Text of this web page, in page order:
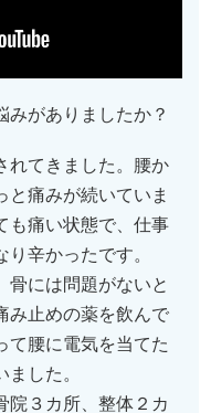
みがありましたか？
れてきました。腰か
と痛みが続いていま
も痛い状態で、仕事
辛かったです。
骨には問題がないと
み止めの薬を飲んで
て腰に電気を当てた
した。
院３カ所、整体２カ